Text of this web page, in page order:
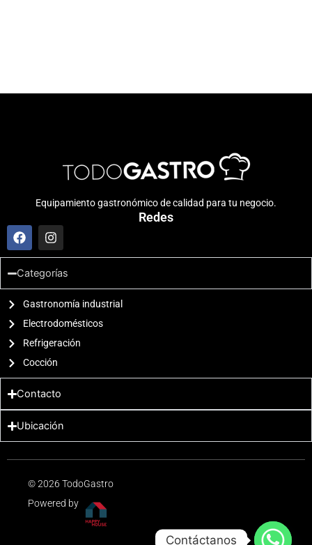
Equipamiento gastronómico de calidad para tu negocio.
Redes
F
a
c
e
b
o
o
k
I
n
s
t
a
g
r
a
m
Categorías
Gastronomía industrial
Electrodomésticos
Refrigeración
Cocción
Contacto
Ubicación
© 2026 TodoGastro
Powered by
Contáctanos